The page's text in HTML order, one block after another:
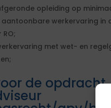
opleiding op
werkervaring in
met wet- en
de